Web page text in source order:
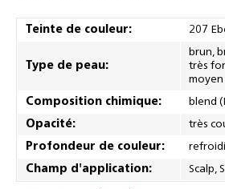
Teinte de couleur: 207
Type de peau:
brun,
très
moyen
Composition chimique:
blend
Opacité:
très
Profondeur de couleur:
Champ d'application:
Scalp,